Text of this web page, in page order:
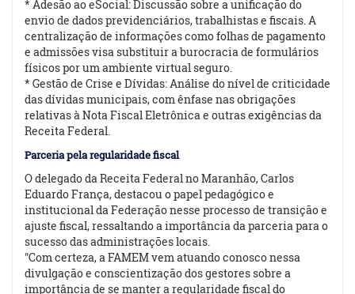
* Adesão ao eSocial: Discussão sobre a unificação do
envio de dados previdenciários, trabalhistas e fiscais. A
centralização de informações como folhas de pagamento
e admissões visa substituir a burocracia de formulários
físicos por um ambiente virtual seguro.
* Gestão de Crise e Dívidas: Análise do nível de criticidade
das dívidas municipais, com ênfase nas obrigações
relativas à Nota Fiscal Eletrônica e outras exigências da
Receita Federal.
Parceria pela regularidade fiscal
O delegado da Receita Federal no Maranhão, Carlos
Eduardo França, destacou o papel pedagógico e
institucional da Federação nesse processo de transição e
ajuste fiscal, ressaltando a importância da parceria para o
sucesso das administrações locais.
"Com certeza, a FAMEM vem atuando conosco nessa
divulgação e conscientização dos gestores sobre a
importância de se manter a regularidade fiscal do